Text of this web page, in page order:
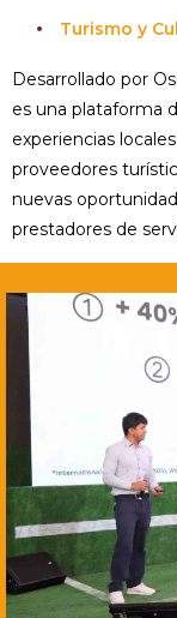
Turismo y
Desarrollado por
es una plataforma
experiencias
proveedores
nuevas
prestadores de